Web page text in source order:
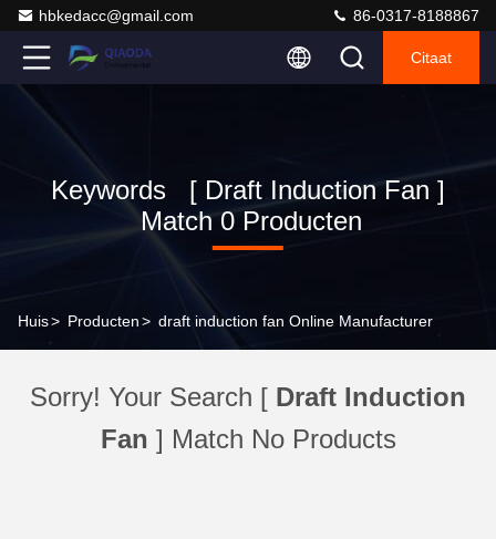
hbkedacc@gmail.com 86-0317-8188867
Citaat
Keywords [ Draft Induction Fan ]
Match 0 Producten
Huis> Producten> draft induction fan Online Manufacturer
Sorry! Your Search [ Draft Induction
Fan ] Match No Products